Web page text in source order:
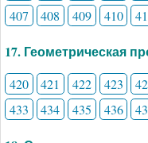
407
408 409 410
17. Геометрическая
420 421 422 423
433
434 435 436